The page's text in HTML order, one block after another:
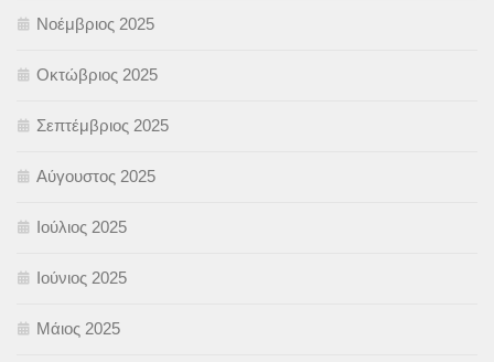
Νοέμβριος 2025
Οκτώβριος 2025
Σεπτέμβριος 2025
Αύγουστος 2025
Ιούλιος 2025
Ιούνιος 2025
Μάιος 2025